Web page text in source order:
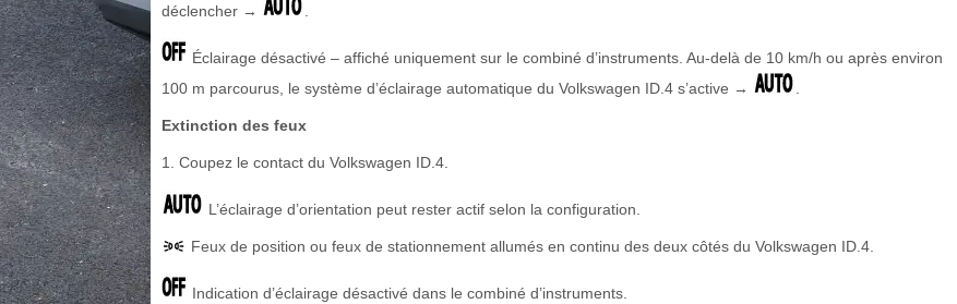
déclencher →
Éclairage désactivé – affiché uniquement sur le combiné d’instruments. Au-delà de 10 km/h ou après environ
100 m parcourus, le système d’éclairage automatique du Volkswagen ID.4 s’active →
Extinction des feux
1. Coupez le contact du Volkswagen ID.4.
L’éclairage d’orientation peut rester actif selon la configuration.
Feux de position ou feux de stationnement allumés en continu des deux côtés du Volkswagen ID.4.
Indication d’éclairage désactivé dans le combiné d’instruments.